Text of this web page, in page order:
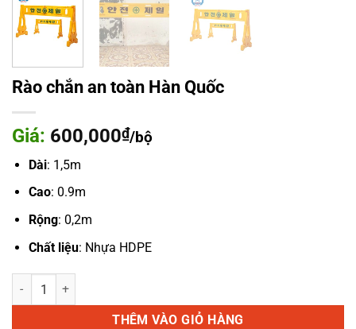
Rào chắn an toàn Hàn Quốc
Giá: 600,000₫/bộ
Dài: 1,5m
Cao: 0.9m
Rộng: 0,2m
Chất liệu: Nhựa HDPE
Rào chắn an toàn Hàn Quốc số lượng
THÊM VÀO GIỎ HÀNG